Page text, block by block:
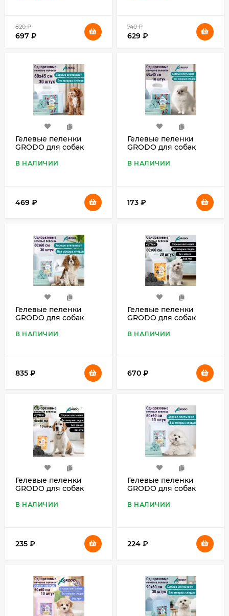
820₽
697 ₽
740₽
629 ₽
Гелевые пеленки
GRODO для собак
В НАЛИЧИИ
469 ₽
Гелевые пеленки
GRODO для собак
В НАЛИЧИИ
173 ₽
Гелевые пеленки
GRODO для собак
В НАЛИЧИИ
835 ₽
Гелевые пеленки
GRODO для собак
шт.
В НАЛИЧИИ
670 ₽
Гелевые пеленки
GRODO для собак
шт.
В НАЛИЧИИ
235 ₽
Гелевые пеленки
GRODO для собак
В НАЛИЧИИ
224 ₽